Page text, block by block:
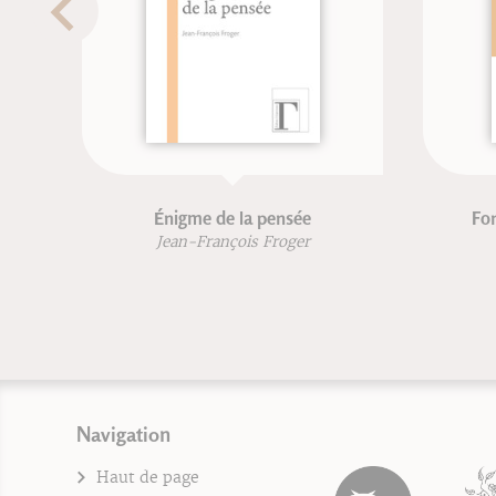
Énigme de la pensée
Jean-François Froger
Navigation
Haut de page